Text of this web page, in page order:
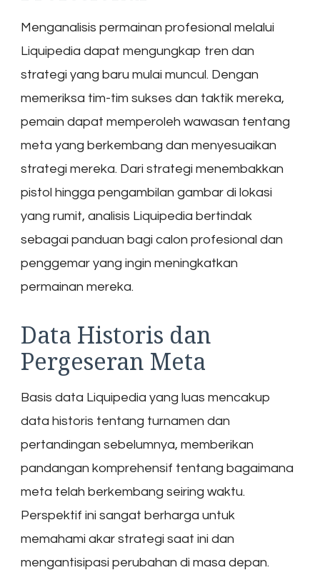
Menganalisis permainan profesional melalui
Liquipedia dapat mengungkap tren dan
strategi yang baru mulai muncul. Dengan
memeriksa tim-tim sukses dan taktik mereka,
pemain dapat memperoleh wawasan tentang
meta yang berkembang dan menyesuaikan
strategi mereka. Dari strategi menembakkan
pistol hingga pengambilan gambar di lokasi
yang rumit, analisis Liquipedia bertindak
sebagai panduan bagi calon profesional dan
penggemar yang ingin meningkatkan
permainan mereka.
Data Historis dan
Pergeseran Meta
Basis data Liquipedia yang luas mencakup
data historis tentang turnamen dan
pertandingan sebelumnya, memberikan
pandangan komprehensif tentang bagaimana
meta telah berkembang seiring waktu.
Perspektif ini sangat berharga untuk
memahami akar strategi saat ini dan
mengantisipasi perubahan di masa depan.